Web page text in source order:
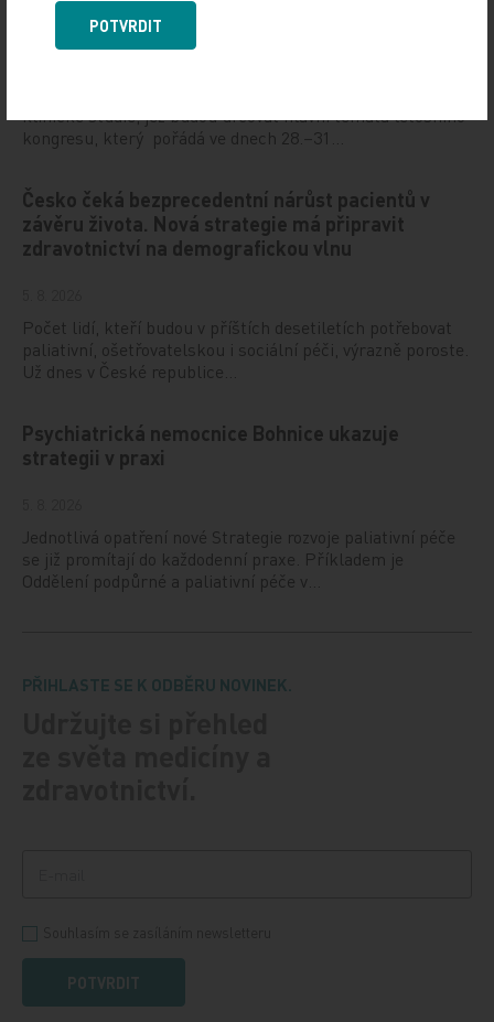
Hot Line letošního kongresu ESC odhaleny
klinické studie, jež budou určovat hlavní témata letošního
kongresu, který pořádá ve dnech 28.–31…
Česko čeká bezprecedentní nárůst pacientů v
závěru života. Nová strategie má připravit
zdravotnictví na demografickou vlnu
Počet lidí, kteří budou v příštích desetiletích potřebovat
paliativní, ošetřovatelskou i sociální péči, výrazně poroste.
Už dnes v České republice…
Psychiatrická nemocnice Bohnice ukazuje
strategii v praxi
Jednotlivá opatření nové Strategie rozvoje paliativní péče
se již promítají do každodenní praxe. Příkladem je
Oddělení podpůrné a paliativní péče v…
PŘIHLASTE SE K ODBĚRU NOVINEK.
POTVRDIT
POTVRDIT